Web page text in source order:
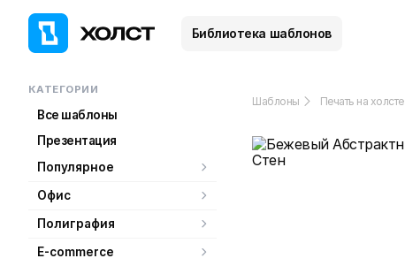
Библиотека шаблонов
КАТЕГОРИИ
Все шаблоны
Презентация
Популярное
Офис
Полиграфия
E-commerce
Шаблоны Печать на холсте